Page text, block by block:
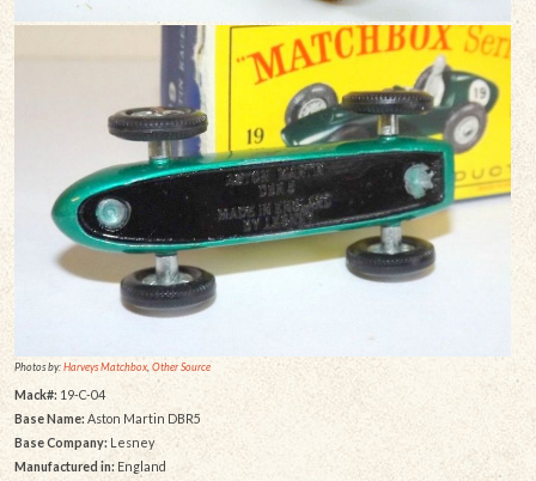
Photos by:Harveys Matchbox, Other Source
Mack#: 19-C-04
Base Name: Aston Martin DBR5
Base Company:Lesney
Manufactured in:England